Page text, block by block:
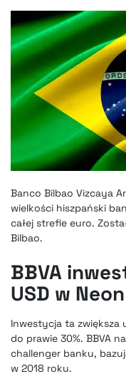
Banco Bilbao Vizcaya
wielkości hiszpański
całej strefie euro.
Bilbao.
BBVA
USD w Neon
Inwestycja ta zwiększa
do prawie 30%. BBVA
challenger banku,
w 2018 roku.